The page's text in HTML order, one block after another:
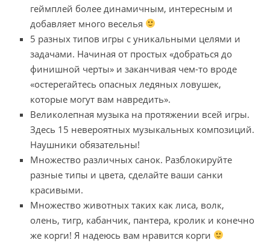
геймплей более динамичным, интересным и
добавляет много веселья
5 разных типов игры с уникальными целями и
задачами. Начиная от простых «добраться до
финишной черты» и заканчивая чем-то вроде
«остерегайтесь опасных ледяных ловушек,
которые могут вам навредить».
Великолепная музыка на протяжении всей игры.
Здесь 15 невероятных музыкальных композиций.
Наушники обязательны!
Множество различных санок. Разблокируйте
разные типы и цвета, сделайте ваши санки
красивыми.
Множество животных таких как лиса, волк,
олень, тигр, кабанчик, пантера, кролик и конечно
же корги! Я надеюсь вам нравится корги